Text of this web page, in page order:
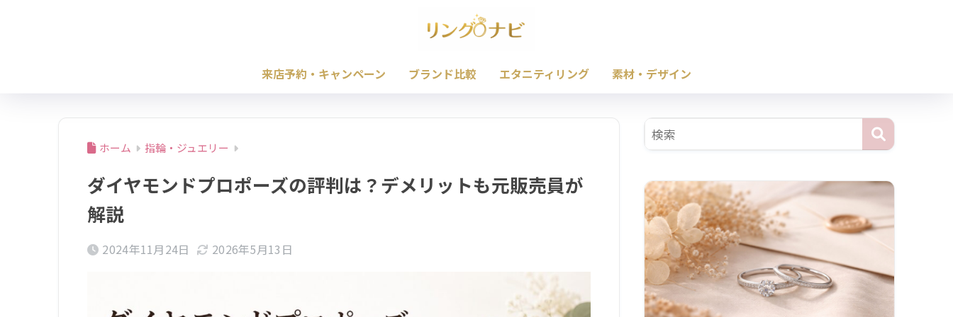
来店予約・キャンペーン ブランド比較 エタニティリング 素材・デザイン
ホーム 指輪・ジュエリー
ダイヤモンドプロポーズの評判は？デメリットも元販売員が
解説
2024年11月24日 2026年5月13日